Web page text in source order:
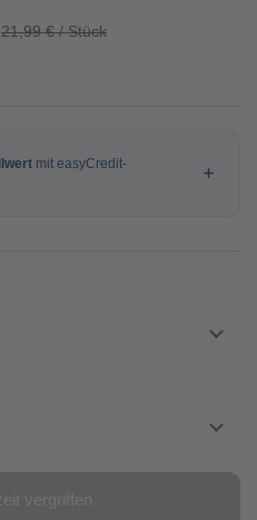
21,99 € / Stück